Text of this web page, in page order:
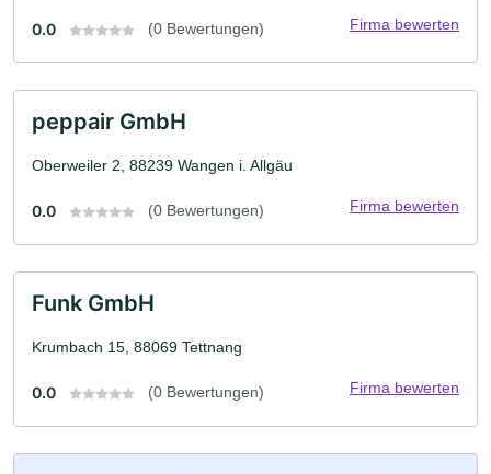
0.0 (0 Bewertungen) Firma bewerten
peppair GmbH
Oberweiler 2, 88239 Wangen i. Allgäu
0.0 (0 Bewertungen) Firma bewerten
Funk GmbH
Krumbach 15, 88069 Tettnang
0.0 (0 Bewertungen) Firma bewerten